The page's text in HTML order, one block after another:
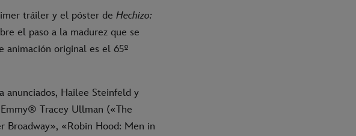
tráiler y el póster de Hechizo:
el paso a la madurez que se
animación original es el 65º
anunciados, Hailee Steinfeld y
Tracey Ullman («The
Broadway», «Robin Hood: Men in